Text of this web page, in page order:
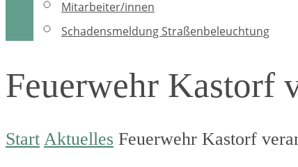
Mitarbeiter/innen
Schadensmeldung Straßenbeleuchtung
Feuerwehr Kastorf
Start Aktuelles Feuerwehr Kastorf